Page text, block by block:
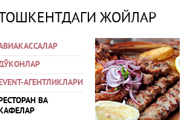
ЖОЙЛАР
АГЕНТЛИКЛАРИ
ВА